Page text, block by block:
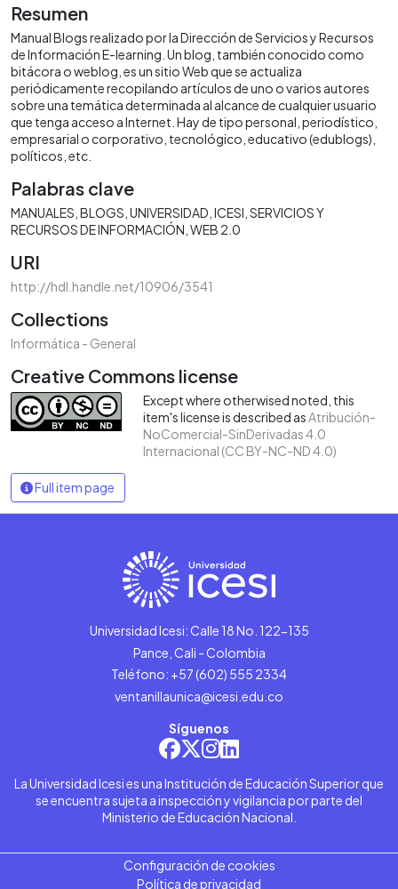
Resumen
Manual Blogs realizado por la Dirección de Servicios y Recursos
de Información E-learning. Un blog, también conocido como
bitácora o weblog, es un sitio Web que se actualiza
periódicamente recopilando artículos de uno o varios autores
sobre una temática determinada al alcance de cualquier usuario
que tenga acceso a Internet. Hay de tipo personal, periodístico,
empresarial o corporativo, tecnológico, educativo (edublogs),
políticos, etc.
Palabras clave
MANUALES BLOGS UNIVERSIDAD ICESI SERVICIOS Y
RECURSOS DE INFORMACIÓN WEB 2.0
URI
http://hdl.handle.net/10906/3541
Collections
Informática - General
Creative Commons license
Except where otherwised noted, this
item's license is described asAtribución-
NoComercial-SinDerivadas 4.0
Internacional (CC BY-NC-ND 4.0)
Full item page
Universidad Icesi: Calle 18 No. 122-135
Pance, Cali - Colombia
Teléfono: +57 (602) 555 2334
ventanillaunica@icesi.edu.co
Síguenos
La Universidad Icesi es una Institución de Educación Superior que
se encuentra sujeta a inspección y vigilancia por parte del
Ministerio de Educación Nacional.
Configuración de cookies
Política de privacidad